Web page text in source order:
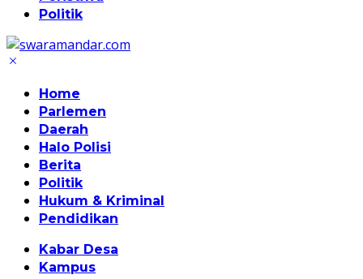
Politik
Home
Parlemen
Daerah
Halo Polisi
Berita
Politik
Hukum & Kriminal
Pendidikan
Kabar Desa
Kampus